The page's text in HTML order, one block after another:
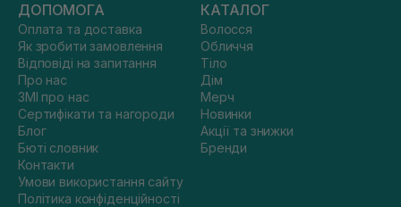
ДОПОМОГА
Оплата та доставка
Як зробити замовлення
Відповіді на запитання
Про нас
ЗМІ про нас
Сертифікати та нагороди
Блог
Бюті словник
Контакти
Умови використання сайту
Політика конфіденційності
КАТАЛОГ
Волосся
Обличчя
Тіло
Дім
Мерч
Новинки
Акції та знижки
Бренди